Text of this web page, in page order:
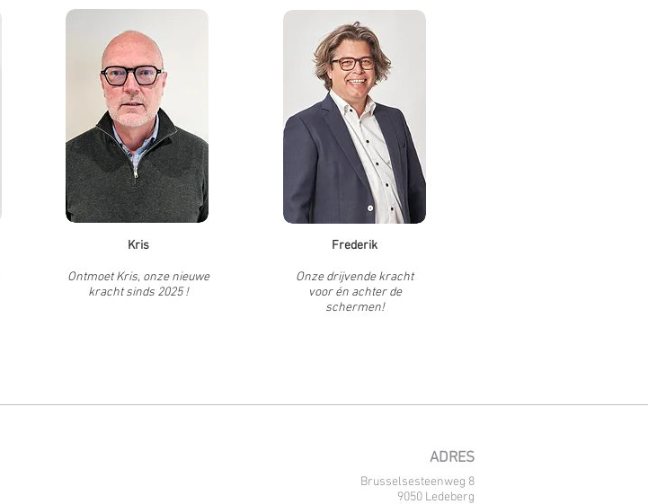
Kris
Ontmoet Kris, onze nieuwe
kracht sinds 2025 !
Frederik
Onze drijvende kracht
voor én achter de
schermen!
ADRES
Brusselsesteenweg 8
9050 Ledeberg